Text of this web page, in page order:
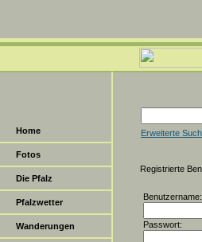
Home
Fotos
Die Pfalz
Pfalzwetter
Wanderungen
Erweiterte
Registrierte
Benutzername:
Passwort: